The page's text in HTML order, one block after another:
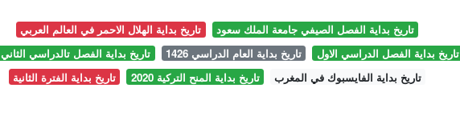
تاريخ بداية الهلال الاحمر في العالم العربي
تاريخ بداية الفصل الصيفي جامعة الملك سعود
تاريخ بداية الفصل تالدراسي الثاني 1440
تاريخ بداية العام الدراسي 1426
تاريخ بداية الفصل الدراسي الاول
تاريخ بداية الفترة الثانية
تاريخ بداية المنح التركية 2020 تاريخ بداية الفايسبوك في المغرب